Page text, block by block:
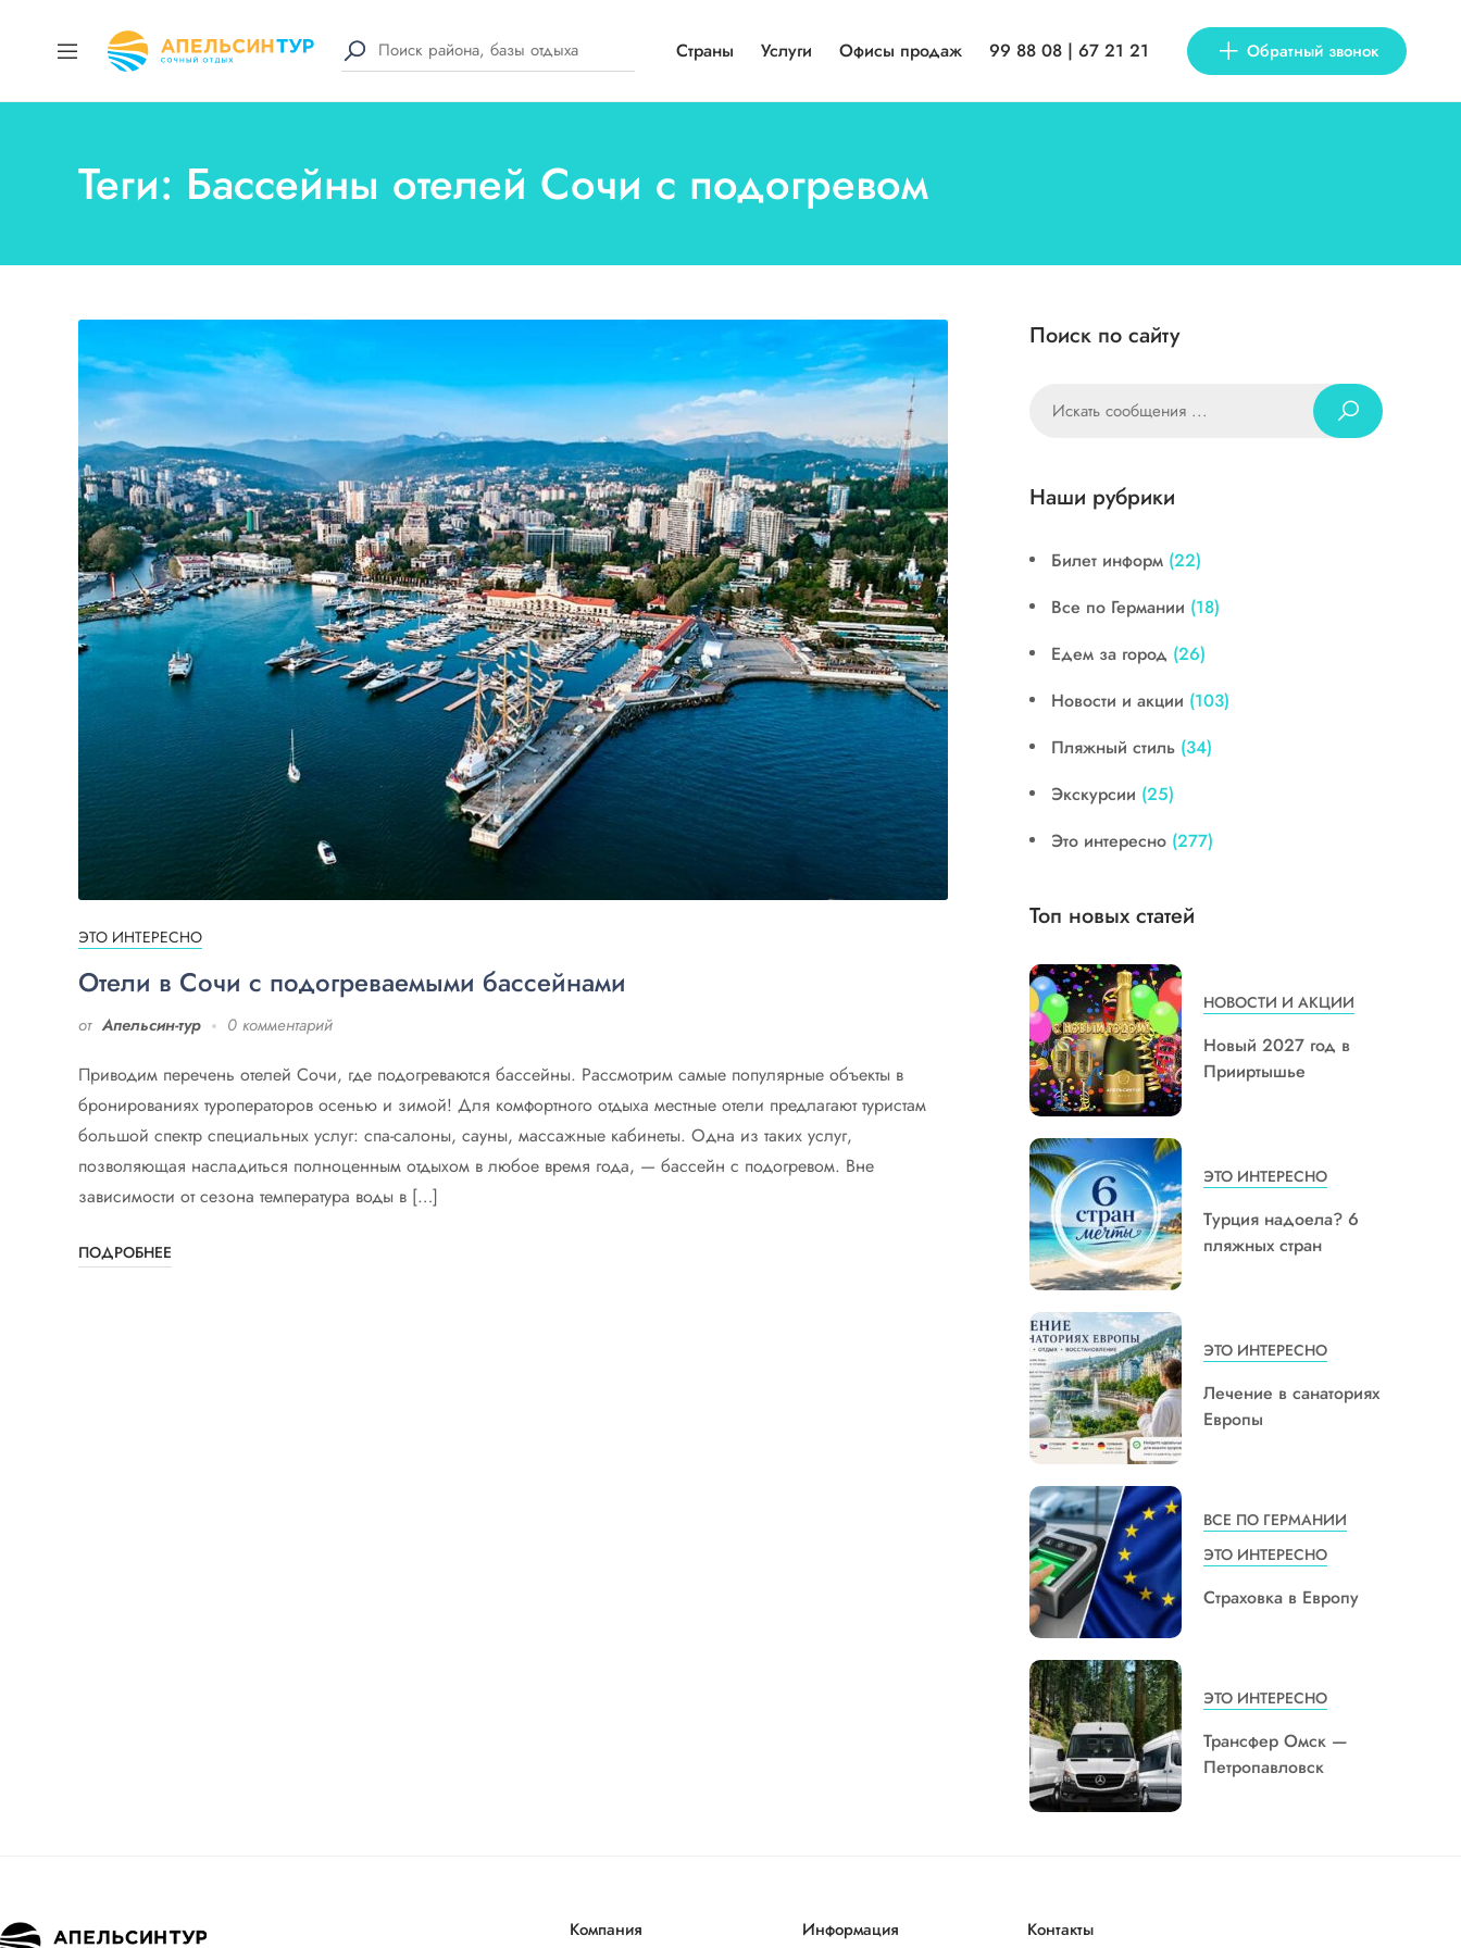
Страны Услуги Офисы продаж 99 88 08 | 67 21 21 Обратный звонок
Теги: Бассейны отелей Сочи с подогревом
ЭТО ИНТЕРЕСНО
Отели в Сочи с подогреваемыми бассейнами
от Апельсин-тур 0 комментарий
Приводим перечень отелей Сочи, где подогреваются бассейны. Рассмотрим самые популярные объекты в
бронированиях туроператоров осенью и зимой! Для комфортного отдыха местные отели предлагают туристам
большой спектр специальных услуг: спа-салоны, сауны, массажные кабинеты. Одна из таких услуг,
позволяющая насладиться полноценным отдыхом в любое время года, — бассейн с подогревом. Вне
зависимости от сезона температура воды в […]
ПОДРОБНЕЕ
Поиск по сайту
Наши рубрики
Билет информ (22)
Все по Германии (18)
Едем за город (26)
Новости и акции (103)
Пляжный стиль (34)
Экскурсии (25)
Это интересно (277)
Топ новых статей
НОВОСТИ И АКЦИИ
Новый 2027 год в
Прииртышье
ЭТО ИНТЕРЕСНО
Турция надоела? 6
пляжных стран
ЭТО ИНТЕРЕСНО
Лечение в санаториях
Европы
ВСЕ ПО ГЕРМАНИИ
ЭТО ИНТЕРЕСНО
Страховка в Европу
ЭТО ИНТЕРЕСНО
Трансфер Омск —
Петропавловск
Компания Информация Контакты